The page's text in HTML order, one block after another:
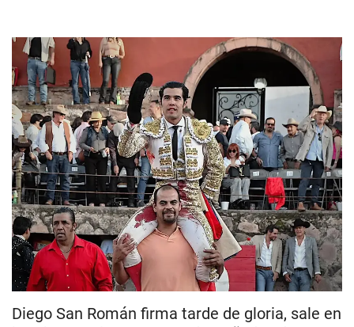
Diego San Román firma tarde de gloria, sale en